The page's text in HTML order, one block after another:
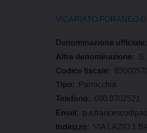
VICARIATO FORANEO
Denominazione ufficiale:
Altra denominazione:
Codice fiscale:
Tipo:
Parrocchia
Telefono: 090.9702521
Email:
Indirizzo: VIA LAZIO 1